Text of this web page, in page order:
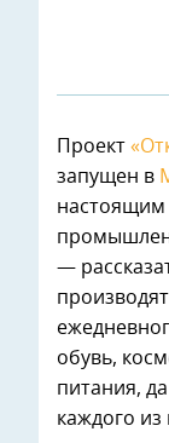
Проект
запущен в
настоящим
—
обувь,
питания,
каждого из